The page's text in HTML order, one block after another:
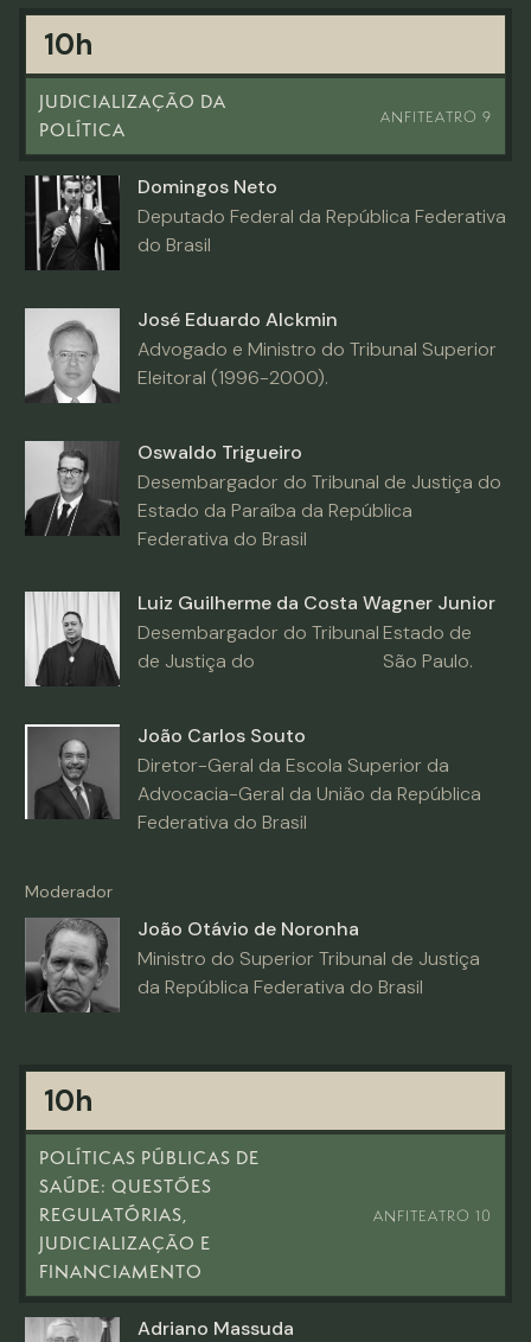
10h
JUDICIALIZAÇÃO DA
POLÍTICA
ANFITEATRO 9
Domingos Neto
Deputado Federal da República Federativa
do Brasil
José Eduardo Alckmin
Advogado e Ministro do Tribunal Superior
Eleitoral (1996-2000).
Oswaldo Trigueiro
Desembargador do Tribunal de Justiça do
Estado da Paraíba da República
Federativa do Brasil
Luiz Guilherme da Costa Wagner Junior
Desembargador do Tribunal
de Justiça do
Estado de
São Paulo.
João Carlos Souto
Diretor-Geral da Escola Superior da
Advocacia-Geral da União da República
Federativa do Brasil
Moderador
João Otávio de Noronha
Ministro do Superior Tribunal de Justiça
da República Federativa do Brasil
10h
POLÍTICAS PÚBLICAS DE
SAÚDE: QUESTÕES
REGULATÓRIAS,
JUDICIALIZAÇÃO E
FINANCIAMENTO
ANFITEATRO 10
Adriano Massuda